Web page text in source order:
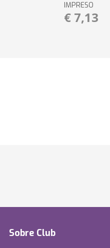
IMPRESO
€ 7,13
Sobre Club